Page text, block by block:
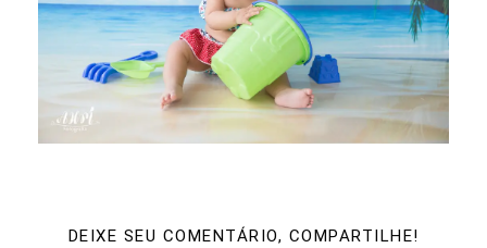
DEIXE SEU COMENTÁRIO, COMPARTILHE!